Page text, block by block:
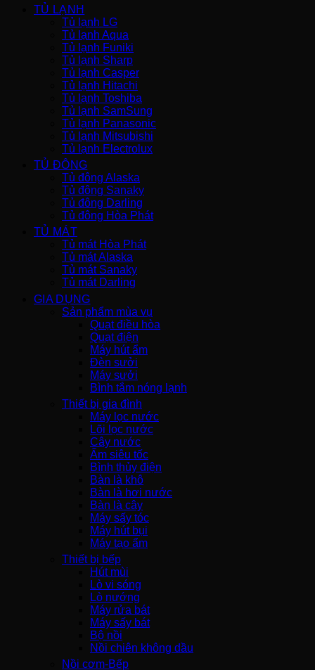
TỦ LẠNH
Tủ lạnh LG
Tủ lạnh Aqua
Tủ lạnh Funiki
Tủ lạnh Sharp
Tủ lạnh Casper
Tủ lạnh Hitachi
Tủ lạnh Toshiba
Tủ lạnh SamSung
Tủ lạnh Panasonic
Tủ lạnh Mitsubishi
Tủ lạnh Electrolux
TỦ ĐÔNG
Tủ đông Alaska
Tủ đông Sanaky
Tủ đông Darling
Tủ đông Hòa Phát
TỦ MÁT
Tủ mát Hòa Phát
Tủ mát Alaska
Tủ mát Sanaky
Tủ mát Darling
GIA DỤNG
Sản phẩm mùa vụ
Quạt điều hòa
Quạt điện
Máy hút ẩm
Đèn sưởi
Máy sưởi
Bình tắm nóng lạnh
Thiết bị gia đình
Máy lọc nước
Lõi lọc nước
Cây nước
Ấm siêu tốc
Bình thủy điện
Bàn là khô
Bàn là hơi nước
Bàn là cây
Máy sấy tóc
Máy hút bụi
Máy tạo ẩm
Thiết bị bếp
Hút mùi
Lò vi sóng
Lò nướng
Máy rửa bát
Máy sấy bát
Bộ nồi
Nồi chiên không dầu
Nồi cơm-Bếp